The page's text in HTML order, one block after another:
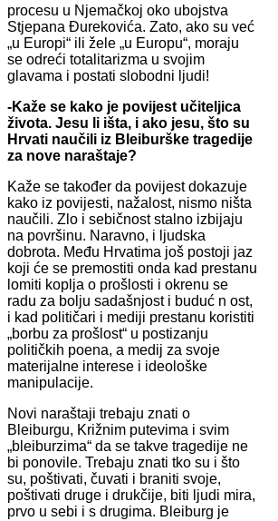
procesu u Njemačkoj oko ubojstva
Stjepana Đurekovića. Zato, ako su već
„u Europi“ ili žele „u Europu“, moraju
se odreći totalitarizma u svojim
glavama i postati slobodni ljudi!
-Kaže se kako je povijest učiteljica
života. Jesu li išta, i ako jesu, što su
Hrvati naučili iz Bleiburške tragedije
za nove naraštaje?
Kaže se također da povijest dokazuje
kako iz povijesti, nažalost, nismo ništa
naučili. Zlo i sebičnost stalno izbijaju
na površinu. Naravno, i ljudska
dobrota. Među Hrvatima još postoji jaz
koji će se premostiti onda kad prestanu
lomiti koplja o prošlosti i okrenu se
radu za bolju sadašnjost i buduć n ost,
i kad političari i mediji prestanu koristiti
„borbu za prošlost“ u postizanju
političkih poena, a medij za svoje
materijalne interese i ideološke
manipulacije.
Novi naraštaji trebaju znati o
Bleiburgu, Križnim putevima i svim
„bleiburzima“ da se takve tragedije ne
bi ponovile. Trebaju znati tko su i što
su, poštivati, čuvati i braniti svoje,
poštivati druge i drukčije, biti ljudi mira,
prvo u sebi i s drugima. Bleiburg je